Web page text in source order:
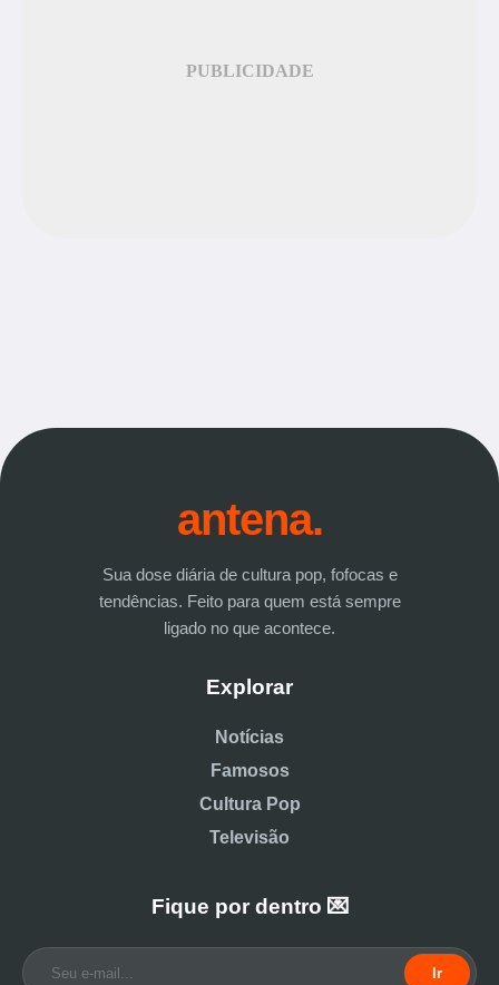
PUBLICIDADE
antena.
Sua dose diária de cultura pop, fofocas e
tendências. Feito para quem está sempre
ligado no que acontece.
Explorar
Notícias
Famosos
Cultura Pop
Televisão
Fique por dentro 💌
Ir